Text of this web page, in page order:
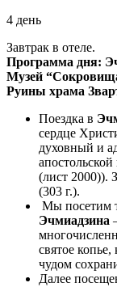
4 день
Завтрак в отеле.
Программа дня:
Музей
Руины храма
Поездка в
сердце
духовный и
(лист 2000)).
(303 г.).
Мы посетим
Эчмиадзина
святое
чудом
Далее